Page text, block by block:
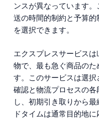
ンスが異なっています
送の時間的制約と予算
を選択できます。
エクスプレスサービス
物で、最も急ぐ商品の
す。このサービスは選
確認と物流プロセスの
し、初期引き取りから
ドタイムは通常目的地